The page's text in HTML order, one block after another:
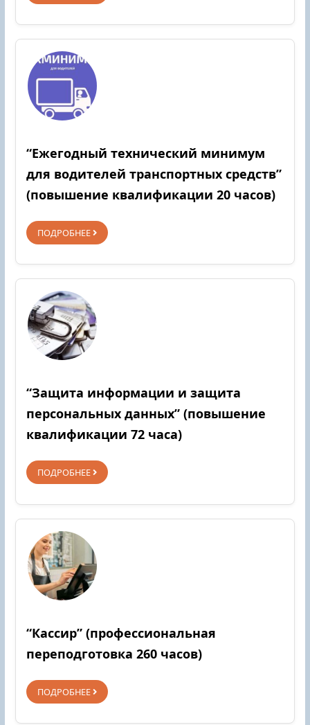
“Ежегодный технический минимум
для водителей транспортных средств”
(повышение квалификации 20 часов)
ПОДРОБНЕЕ
“Защита информации и защита
персональных данных” (повышение
квалификации 72 часа)
ПОДРОБНЕЕ
“Кассир” (профессиональная
переподготовка 260 часов)
ПОДРОБНЕЕ